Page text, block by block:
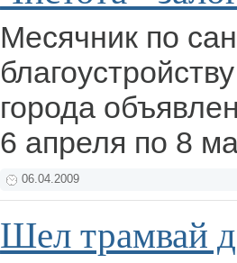
Месячник по
города
6 апреля по 8
06.04.2009
Шел трамвай